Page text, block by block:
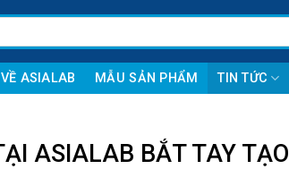
VỀ ASIALAB MẪU SẢN PHẨM TIN TỨC
ASIALAB BẮT TAY TẠO